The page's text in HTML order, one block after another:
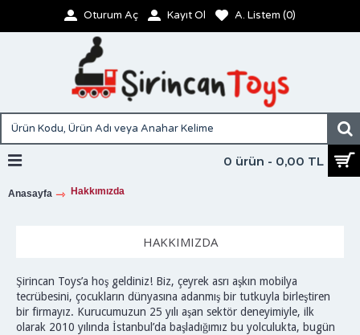
Oturum Aç Kayıt Ol A. Listem (0)
0 ürün - 0,00 TL
Anasayfa Hakkımızda
HAKKIMIZDA
Şirincan Toys’a hoş geldiniz! Biz, çeyrek asrı aşkın mobilya
tecrübesini, çocukların dünyasına adanmış bir tutkuyla birleştiren
bir firmayız. Kurucumuzun 25 yılı aşan sektör deneyimiyle, ilk
olarak 2010 yılında İstanbul’da başladığımız bu yolculukta, bugün